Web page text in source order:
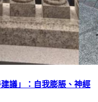
議」：自我膨脹、神經